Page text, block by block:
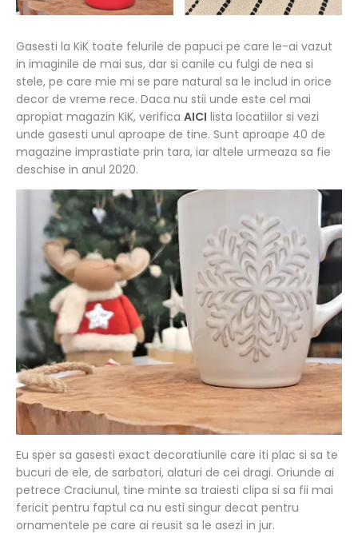
Gasesti la KiK toate felurile de papuci pe care le-ai vazut
in imaginile de mai sus, dar si canile cu fulgi de nea si
stele, pe care mie mi se pare natural sa le includ in orice
decor de vreme rece. Daca nu stii unde este cel mai
apropiat magazin KiK, verifica AICI lista locatiilor si vezi
unde gasesti unul aproape de tine. Sunt aproape 40 de
magazine imprastiate prin tara, iar altele urmeaza sa fie
deschise in anul 2020.
Eu sper sa gasesti exact decoratiunile care iti plac si sa te
bucuri de ele, de sarbatori, alaturi de cei dragi. Oriunde ai
petrece Craciunul, tine minte sa traiesti clipa si sa fii mai
fericit pentru faptul ca nu esti singur decat pentru
ornamentele pe care ai reusit sa le asezi in jur.